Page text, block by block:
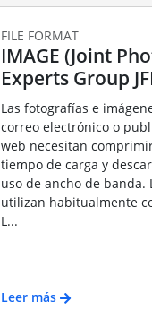
FILE FORMAT
IMAGE (Joint
Experts Group
Las fotografías e
correo electrónico o
web necesitan
tiempo de carga y
uso de ancho de banda.
utilizan habitualmente
L...
Leer más